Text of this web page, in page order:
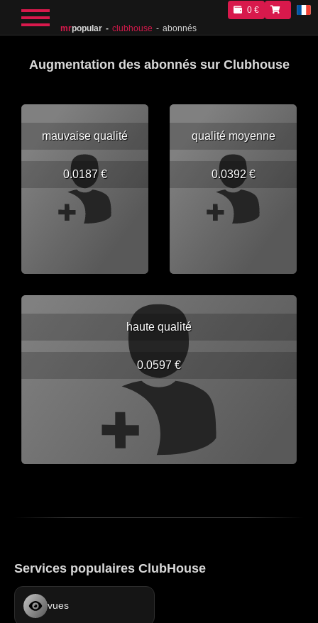
mrpopular clubhouse abonnés
0 €
Augmentation des abonnés sur Clubhouse
mauvaise qualité
0.0187 €
qualité moyenne
0.0392 €
haute qualité
0.0597 €
Services populaires ClubHouse
vues